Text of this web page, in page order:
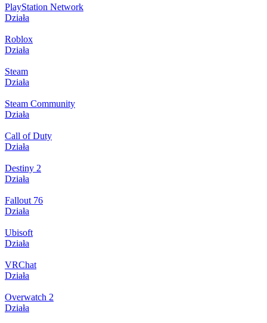
PlayStation Network
Działa
Roblox
Działa
Steam
Działa
Steam Community
Działa
Call of Duty
Działa
Destiny 2
Działa
Fallout 76
Działa
Ubisoft
Działa
VRChat
Działa
Overwatch 2
Działa